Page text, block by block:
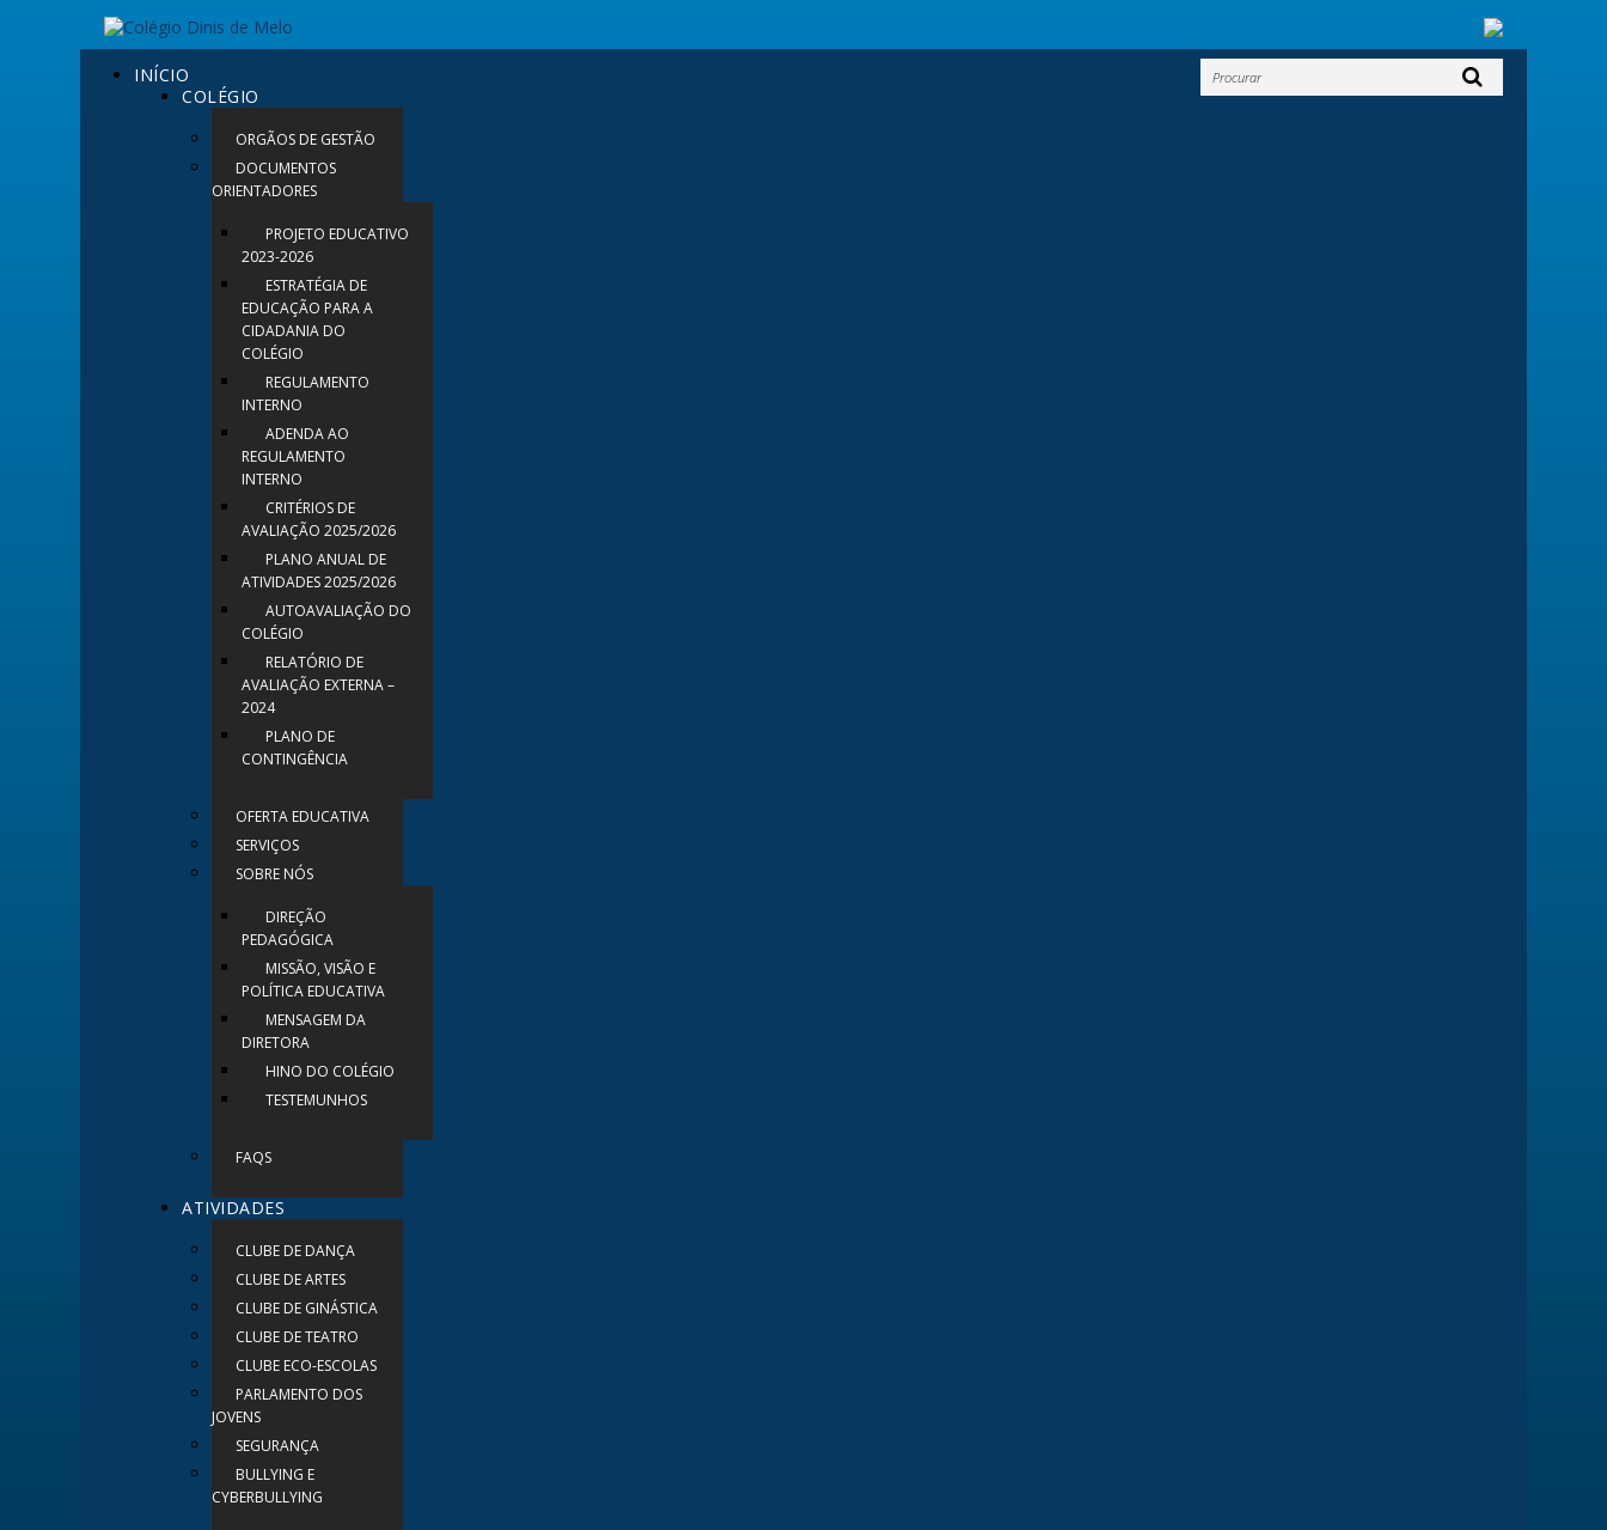
INÍCIO
COLÉGIO
ORGÃOS DE GESTÃO
DOCUMENTOS
ORIENTADORES
PROJETO EDUCATIVO
2023-2026
ESTRATÉGIA DE
EDUCAÇÃO PARA A
CIDADANIA DO
COLÉGIO
REGULAMENTO
INTERNO
ADENDA AO
REGULAMENTO
INTERNO
CRITÉRIOS DE
AVALIAÇÃO 2025/2026
PLANO ANUAL DE
ATIVIDADES 2025/2026
AUTOAVALIAÇÃO DO
COLÉGIO
RELATÓRIO DE
AVALIAÇÃO EXTERNA –
2024
PLANO DE
CONTINGÊNCIA
OFERTA EDUCATIVA
SERVIÇOS
SOBRE NÓS
DIREÇÃO
PEDAGÓGICA
MISSÃO, VISÃO E
POLÍTICA EDUCATIVA
MENSAGEM DA
DIRETORA
HINO DO COLÉGIO
TESTEMUNHOS
FAQS
ATIVIDADES
CLUBE DE DANÇA
CLUBE DE ARTES
CLUBE DE GINÁSTICA
CLUBE DE TEATRO
CLUBE ECO-ESCOLAS
PARLAMENTO DOS
JOVENS
SEGURANÇA
BULLYING E
CYBERBULLYING